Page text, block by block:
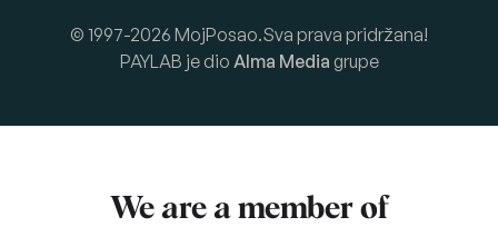
© 1997-2026 MojPosao.Sva prava pridržana!
PAYLAB je dio Alma Media grupe
We are a member of